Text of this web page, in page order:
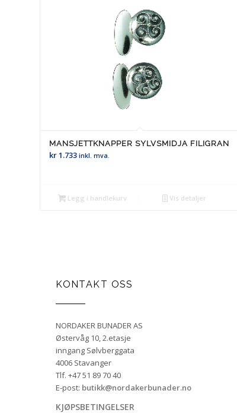
MANSJETTKNAPPER SYLVSMIDJA FILIGRAN
kr1.733 inkl. mva.
Legg i handlekurv Vis detaljer
KONTAKT OSS
NORDAKER BUNADER AS
Østervåg 10, 2.etasje
inngang Sølvberggata
4006 Stavanger
Tlf. +47 51 89 70 40
E-post: butikk@nordakerbunader.no
KJØPSBETINGELSER